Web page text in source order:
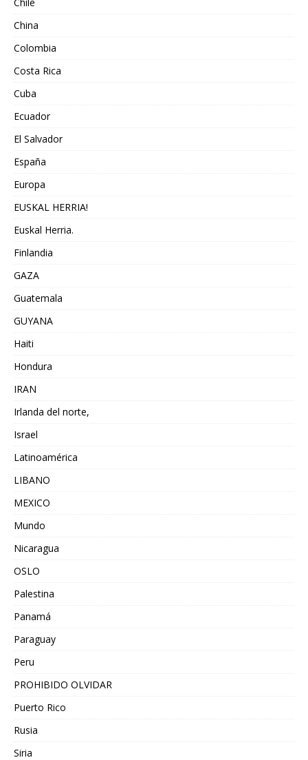
China
Colombia
Costa Rica
Cuba
Ecuador
El Salvador
España
Europa
EUSKAL HERRIA!
Euskal Herria.
Finlandia
GAZA
Guatemala
GUYANA
Haiti
Hondura
IRAN
Irlanda del norte,
Israel
Latinoamérica
LIBANO
MEXICO
Mundo
Nicaragua
OSLO
Palestina
Panamá
Paraguay
Peru
PROHIBIDO OLVIDAR
Puerto Rico
Rusia
Siria